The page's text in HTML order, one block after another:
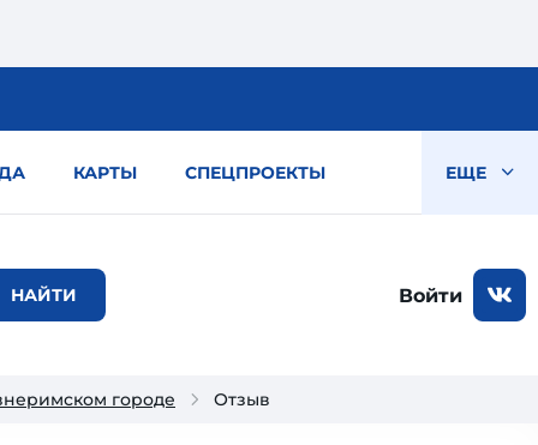
КАРТЫ СПЕЦПРОЕКТЫ ЕЩЕ
Войти
городе Отзыв